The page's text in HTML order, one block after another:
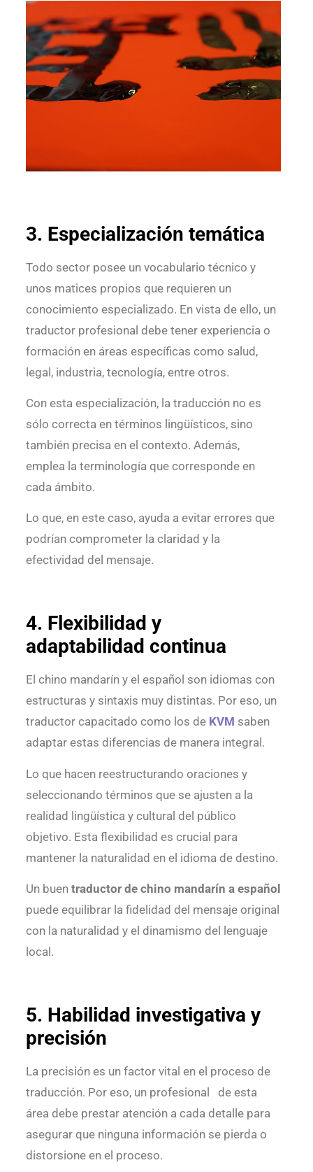
3. Especialización temática
Todo sector posee un vocabulario técnico y
unos matices propios que requieren un
conocimiento especializado. En vista de ello, un
traductor profesional debe tener experiencia o
formación en áreas específicas como salud,
legal, industria, tecnología, entre otros.
Con esta especialización, la traducción no es
sólo correcta en términos lingüísticos, sino
también precisa en el contexto. Además,
emplea la terminología que corresponde en
cada ámbito.
Lo que, en este caso, ayuda a evitar errores que
podrían comprometer la claridad y la
efectividad del mensaje.
4. Flexibilidad y
adaptabilidad continua
El chino mandarín y el español son idiomas con
estructuras y sintaxis muy distintas. Por eso, un
traductor capacitado como los de KVM saben
adaptar estas diferencias de manera integral.
Lo que hacen reestructurando oraciones y
seleccionando términos que se ajusten a la
realidad lingüística y cultural del público
objetivo. Esta flexibilidad es crucial para
mantener la naturalidad en el idioma de destino.
Un buen traductor de chino mandarín a español
puede equilibrar la fidelidad del mensaje original
con la naturalidad y el dinamismo del lenguaje
local.
5. Habilidad investigativa y
precisión
La precisión es un factor vital en el proceso de
traducción. Por eso, un profesional de esta
área debe prestar atención a cada detalle para
asegurar que ninguna información se pierda o
distorsione en el proceso.